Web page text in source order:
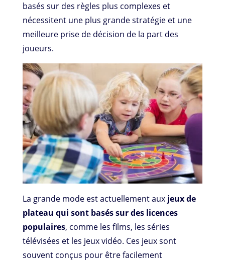
basés sur des règles plus complexes et
nécessitent une plus grande stratégie et une
meilleure prise de décision de la part des
joueurs.
La grande mode est actuellement aux jeux de
plateau qui sont basés sur des licences
populaires, comme les films, les séries
télévisées et les jeux vidéo. Ces jeux sont
souvent conçus pour être facilement